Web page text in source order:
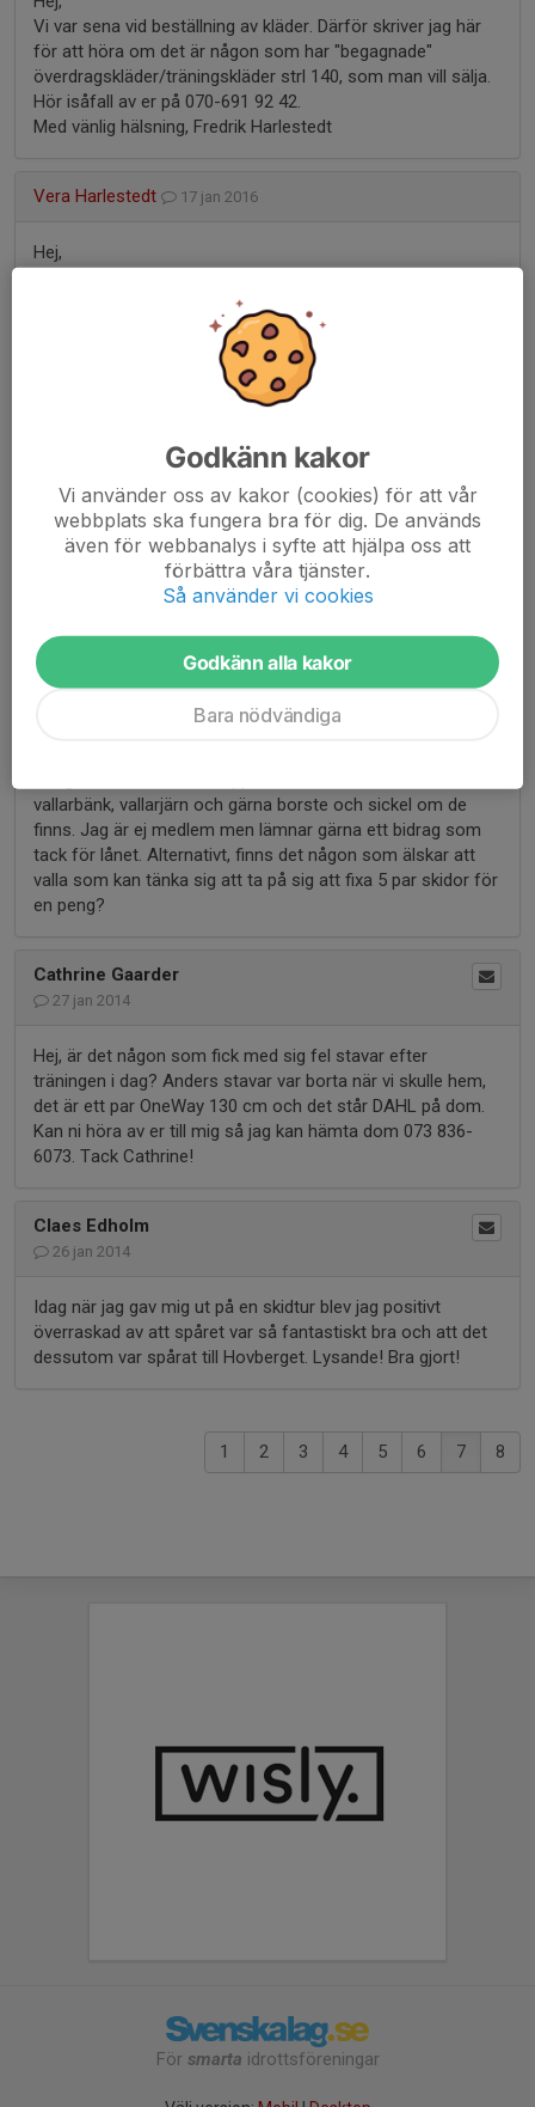
Vi var sena vid beställning av kläder. Därför skriver jag här
för att höra om det är någon som har "begagnade"
överdragskläder/träningskläder strl 140, som man vill sälja.
Hör isåfall av er på 070-691 92 42.
Med vänlig hälsning, Fredrik Harlestedt
Vera Harlestedt 17 jan 2016
Hej,
för att höra om det är någon som har "begagnade"
överdragskläder/träningskläder strl 140, som man vill sälja.
Hör isåfall av er på 070-691 92 42.
Med vänlig hälsning, Fredrik Harlestedt
Härligt med tävling,
Blev väldigt glad när jag såg den proffsiga inbjudan
arbetsorganisationen med beskrivning av arbetsuppgifter.
Mycket bra jobbat!
Matilda
vallarbänk, vallarjärn och gärna borste och sickel om de
finns. Jag är ej medlem men lämnar gärna ett bidrag som
tack för lånet. Alternativt, finns det någon som älskar att
valla som kan tänka sig att ta på sig att fixa 5 par skidor för
en peng?
Cathrine Gaarder
27 jan 2014
Hej, är det någon som fick med sig fel stavar efter
träningen i dag? Anders stavar var borta när vi skulle hem,
det är ett par OneWay 130 cm och det står DAHL på dom.
Kan ni höra av er till mig så jag kan hämta dom 073 836-
6073. Tack Cathrine!
Claes Edholm
26 jan 2014
Idag när jag gav mig ut på en skidtur blev jag positivt
överraskad av att spåret var så fantastiskt bra och att det
dessutom var spårat till Hovberget. Lysande! Bra gjort!
1 2 3 4 5 6 7 8
För smarta idrottsföreningar
Godkänn kakor
Vi använder oss av kakor (cookies) för att vår
webbplats ska fungera bra för dig. De används
även för webbanalys i syfte att hjälpa oss att
förbättra våra tjänster.
Så använder vi cookies
Godkänn alla kakor
Bara nödvändiga